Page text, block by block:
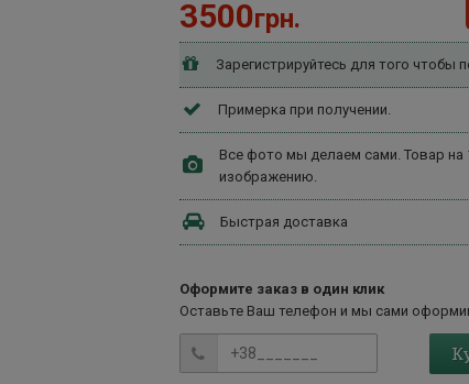
3500грн.
Зарегистрируйтесь для того чтобы
Примерка при получении.
Все фото мы делаем сами. Товар на
изображению.
Быстрая доставка
Оформите заказ в один клик
Оставьте Ваш телефон и мы сами